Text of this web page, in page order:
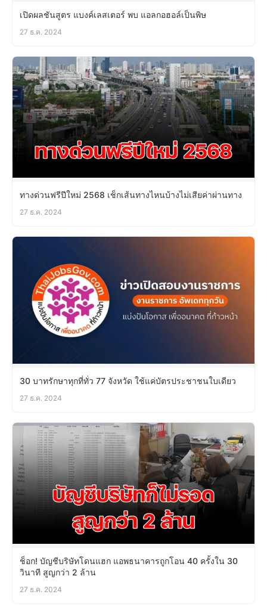
เปิดผลชันสูตร แบงค์เลสเตอร์ พบ แอลกอฮอล์เป็นพิษ
27 ธ.ค. 2024
ทางด่วนฟรีปีใหม่ 2568 เช็กเส้นทางไหนบ้างไม่เสียค่าผ่านทาง
27 ธ.ค. 2024
30 บาทรักษาทุกที่ทั่ว 77 จังหวัด ใช้แค่บัตรประชาชนใบเดียว
27 ธ.ค. 2024
ช็อก! บัญชีบริษัทโดนแฮก แอพธนาคารถูกโอน 40 ครั้งใน 30
วินาที สูญกว่า 2 ล้าน
27 ธ.ค. 2024